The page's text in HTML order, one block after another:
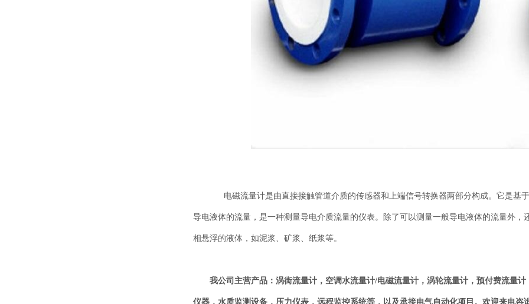
电磁流量计是由直接接触管道介质的传感器和上端信号转换器两部分构成。它是基
导电液体的流量，是一种测量导电介质流量的仪表。除了可以测量一般导电液体的流量外
相悬浮的液体，如泥浆、矿浆、纸浆等。
我公司主营产品：涡街流量计，空调水流量计/电磁流量计，涡轮流量计，预付费流量
仪器，水质监测设备，压力仪表，远程监控系统等，以及承接电气自动化项目。欢迎来电咨